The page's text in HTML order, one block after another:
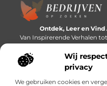
Wij
privacy
We gebruiken cookies en
Ontdek, Leer en Vind
Van Inspirerende Verhalen
Binnen
Bericht categorie